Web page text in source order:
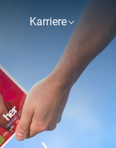
Karriere